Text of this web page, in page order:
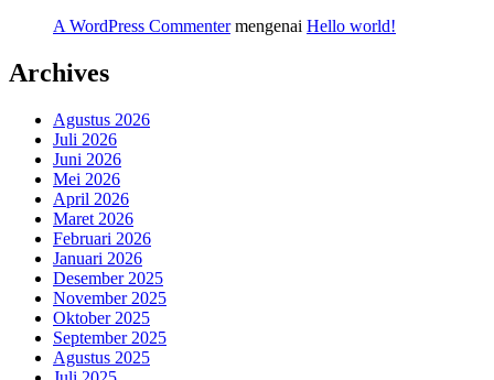
A WordPress Commentermengenai Hello world!
Archives
Agustus 2026
Juli 2026
Juni 2026
Mei 2026
April 2026
Maret 2026
Februari 2026
Januari 2026
Desember 2025
November 2025
Oktober 2025
September 2025
Agustus 2025